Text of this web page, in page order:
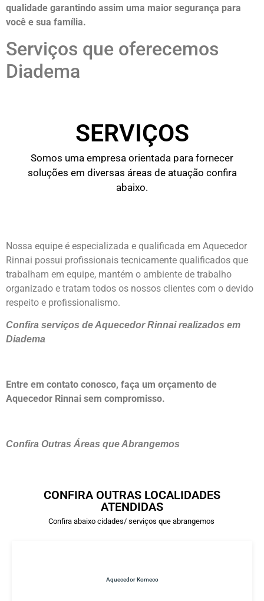
qualidade garantindo assim uma maior segurança para
você e sua família.
Serviços que oferecemos
Diadema
SERVIÇOS
Somos uma empresa orientada para fornecer
soluções em diversas áreas de atuação confira
abaixo.
Nossa equipe é especializada e qualificada em Aquecedor
Rinnai possui profissionais tecnicamente qualificados que
trabalham em equipe, mantém o ambiente de trabalho
organizado e tratam todos os nossos clientes com o devido
respeito e profissionalismo.
Confira serviços de Aquecedor Rinnai realizados em
Diadema
Entre em contato conosco, faça um orçamento de
Aquecedor Rinnai sem compromisso.
Confira Outras Áreas que Abrangemos
CONFIRA OUTRAS LOCALIDADES
ATENDIDAS
Confira abaixo cidades/ serviços que abrangemos
Aquecedor Komeco